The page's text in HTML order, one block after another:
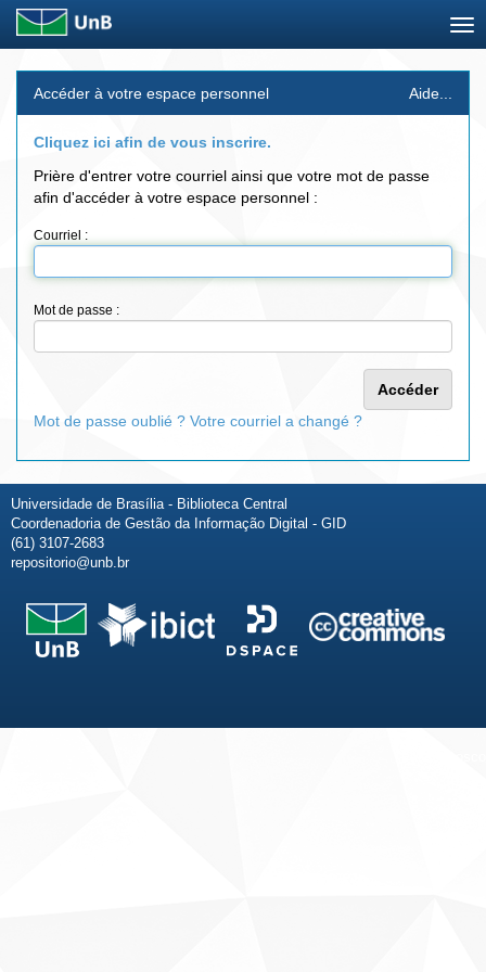
navigationAccéder à votre espace personnel Aide...
Cliquez ici afin de vous inscrire.
Prière d'entrer votre courriel ainsi que votre mot de passe
afin d'accéder à votre espace personnel :
Courriel :
Mot de passe :
Mot de passe oublié ? Votre courriel a changé ?
Universidade de Brasília - Biblioteca Central
Coordenadoria de Gestão da Informação Digital - GID
(61) 3107-2683
repositorio@unb.br